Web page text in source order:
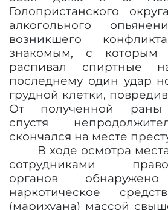
Голопристанского
алкогольного
возникшего
знакомым, с которым
распивал спиртные
последнему один удар
грудной клетки,
От полученной раны
спустя
скончался на месте
В ходе осмотра
сотрудниками
органов
наркотическое
(марихуана) массой